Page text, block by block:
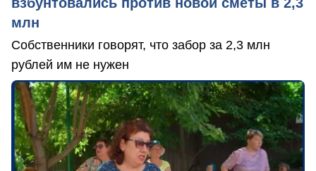
взбунтовались против новой сметы в 2,3
млн
Собственники говорят, что забор за 2,3 млн
рублей им не нужен